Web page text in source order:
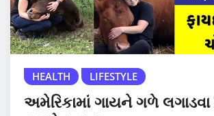
HEALTH LIFESTYLE
અમેરિકામાં ગાયને ગળે